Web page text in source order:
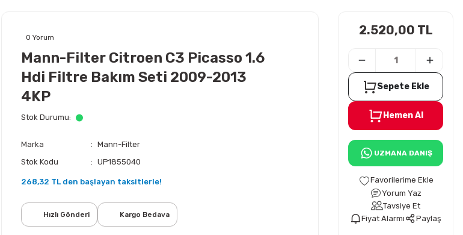
0 Yorum
Mann-Filter Citroen C3 Picasso 1.6
Hdi Filtre Bakım Seti 2009-2013
4KP
Stok Durumu
Marka
Mann-Filter
Stok Kodu
UP1855040
268,32 TL den başlayan taksitlerle!
Hızlı Gönderi Kargo Bedava
2.520,00 TL
Sepete Ekle
Hemen Al
UZMANA DANIŞ
Yorum Yaz
Tavsiye Et
Fiyat Alarmı
Paylaş